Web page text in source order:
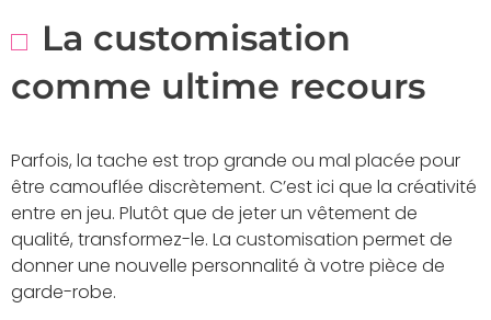
La customisation
comme ultime recours
Parfois, la tache est trop grande ou mal placée pour
être camouflée discrètement. C’est ici que la créativité
entre en jeu. Plutôt que de jeter un vêtement de
qualité, transformez-le. La customisation permet de
donner une nouvelle personnalité à votre pièce de
garde-robe.